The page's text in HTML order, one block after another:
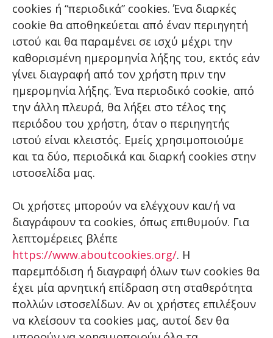
cookies ή “περιοδικά” cookies. Ένα διαρκές
cookie θα αποθηκεύεται από έναν περιηγητή
ιστού και θα παραμένει σε ισχύ μέχρι την
καθορισμένη ημερομηνία λήξης του, εκτός εάν
γίνει διαγραφή από τον χρήστη πριν την
ημερομηνία λήξης. Ένα περιοδικό cookie, από
την άλλη πλευρά, θα λήξει στο τέλος της
περιόδου του χρήστη, όταν ο περιηγητής
ιστού είναι κλειστός. Εμείς χρησιμοποιούμε
και τα δύο, περιοδικά και διαρκή cookies στην
ιστοσελίδα μας.
Οι χρήστες μπορούν να ελέγχουν και/ή να
διαγράφουν τα cookies, όπως επιθυμούν. Για
λεπτομέρειες βλέπε
https://www.aboutcookies.org/. Η
παρεμπόδιση ή διαγραφή όλων των cookies θα
έχει μία αρνητική επίδραση στη σταθερότητα
πολλών ιστοσελίδων. Αν οι χρήστες επιλέξουν
να κλείσουν τα cookies μας, αυτοί δεν θα